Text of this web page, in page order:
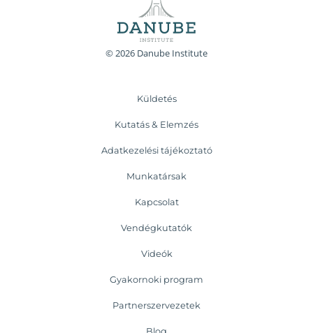
© 2026 Danube Institute
Küldetés
Kutatás & Elemzés
Adatkezelési tájékoztató
Munkatársak
Kapcsolat
Vendégkutatók
Videók
Gyakornoki program
Partnerszervezetek